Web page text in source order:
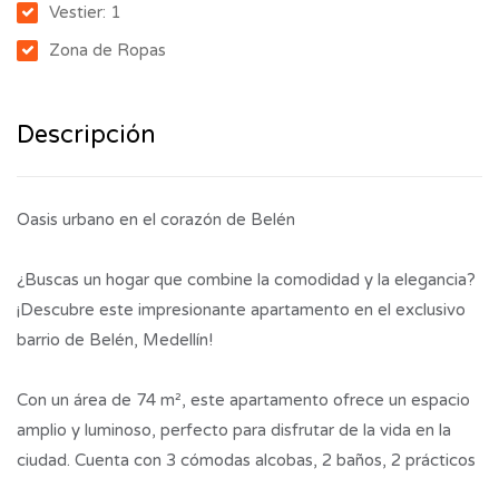
Vestier: 1
Zona de Ropas
Descripción
Oasis urbano en el corazón de Belén
¿Buscas un hogar que combine la comodidad y la elegancia?
¡Descubre este impresionante apartamento en el exclusivo
barrio de Belén, Medellín!
Con un área de 74 m², este apartamento ofrece un espacio
amplio y luminoso, perfecto para disfrutar de la vida en la
ciudad. Cuenta con 3 cómodas alcobas, 2 baños, 2 prácticos